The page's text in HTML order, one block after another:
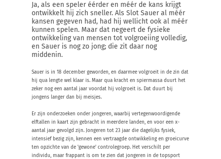
Ja, als een speler éérder en méér de kans krijgt
ontwikkelt hij zich sneller. Als Slot Sauer al méér
kansen gegeven had, had hij wellicht ook al méér
kunnen spelen. Maar dat negeert de fysieke
ontwikkeling van mensen tot volgroeiing volledig,
en Sauer is nog zo jong; die zit daar nog
middenin.
Sauer is in 18 december geworden, en daarmee volgroeit in de zin dat
hij qua lengte wel klaar is. Maar qua kracht en spiermassa duurt het
zeker nog een aantal jaar voordat hij volgroeit is. Dat duurt bij
jongens langer dan bij meisjes.
Er zijn onderzoeken onder jongeren, waarbij vertegenwoordigende
elftallen in kaart zijn gebracht in meerdere landen, en voor een x-
aantal jaar gevolgd zijn. Jongeren tot 23 jaar die dagelijks fysiek,
intensief bezig zijn, kennen een vertraagde ontwikkeling en groeicurve
ten opzichte van de 'gewone' controlegroep. Het verschilt per
individu, maar frappant is om te zien dat jongeren in de topsport